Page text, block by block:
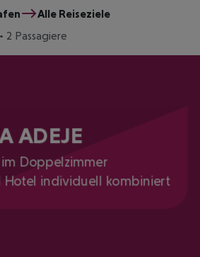
Alle Reiseziele
2 Passagiere
ADEJE
Doppelzimmer
Hotel individuell kombiniert